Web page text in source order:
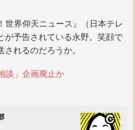
界仰天ニュース』（日本テレ
が予告されている永野。笑顔で
れるのだろうか。
談」企画廃止か